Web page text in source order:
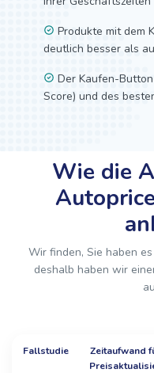
Produkte mit dem
deutlich besser als
Der Kaufen-
Score) und des
Wie die
Wir finden, Sie haben
deshalb haben wir
Fallstudie
Zeitaufwand